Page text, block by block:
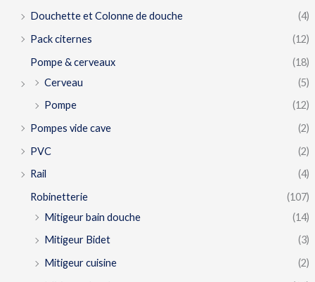
Douchette et Colonne de douche
(4)
Pack citernes
(12)
Pompe & cerveaux
(18)
Cerveau
(5)
Pompe
(12)
Pompes vide cave
(2)
PVC
(2)
Rail
(4)
Robinetterie
(107)
Mitigeur bain douche
(14)
Mitigeur Bidet
(3)
Mitigeur cuisine
(2)